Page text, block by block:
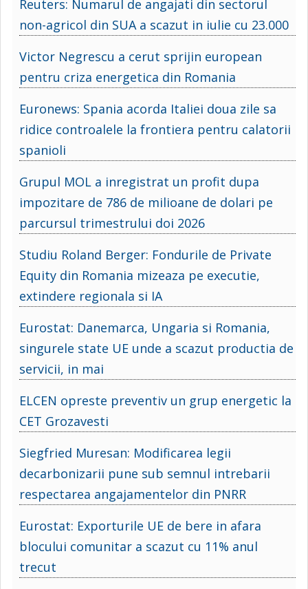
Reuters: Numarul de angajati din sectorul
non-agricol din SUA a scazut in iulie cu 23.000
Victor Negrescu a cerut sprijin european
pentru criza energetica din Romania
Euronews: Spania acorda Italiei doua zile sa
ridice controalele la frontiera pentru calatorii
spanioli
Grupul MOL a inregistrat un profit dupa
impozitare de 786 de milioane de dolari pe
parcursul trimestrului doi 2026
Studiu Roland Berger: Fondurile de Private
Equity din Romania mizeaza pe executie,
extindere regionala si IA
Eurostat: Danemarca, Ungaria si Romania,
singurele state UE unde a scazut productia de
servicii, in mai
ELCEN opreste preventiv un grup energetic la
CET Grozavesti
Siegfried Muresan: Modificarea legii
decarbonizarii pune sub semnul intrebarii
respectarea angajamentelor din PNRR
Eurostat: Exporturile UE de bere in afara
blocului comunitar a scazut cu 11% anul
trecut